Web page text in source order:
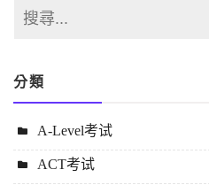
分類
A-Level考试
ACT考试